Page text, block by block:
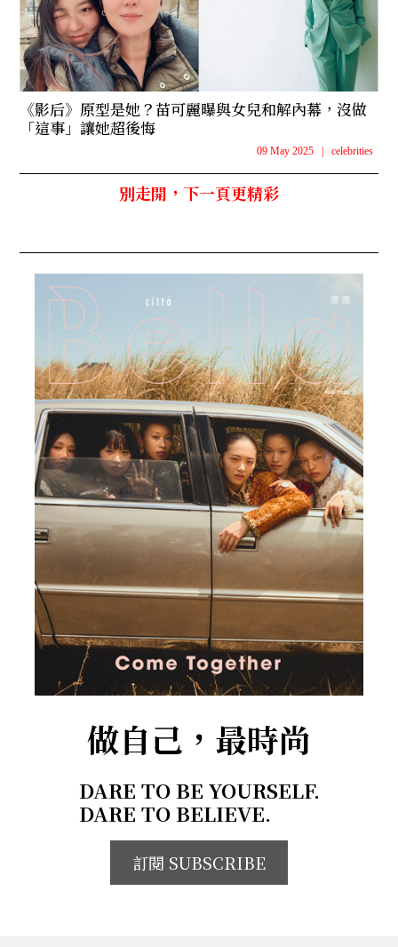
《影后》原型是她？苗可麗曝與女兒和解內幕，沒做
「這事」讓她超後悔
09 May 2025 | celebrities
別走開，下一頁更精彩
做自己，最時尚
DARE TO BE YOURSELF.
DARE TO BELIEVE.
訂閱 SUBSCRIBE